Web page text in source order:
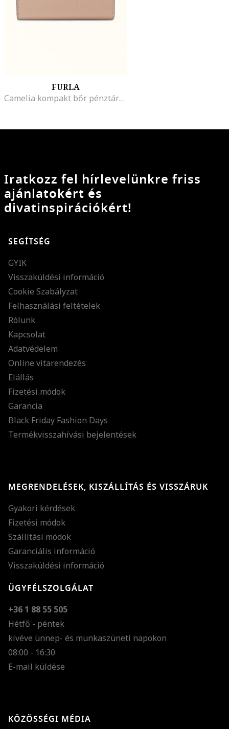
FURLA
Camelia kompakt bőr pénztárca, Homokbarna
Iratkozz fel hírlevelünkre friss
ajánlatokért és
divatinspirációkért!
SEGÍTSÉG
GYIK
Visszaküldési információ
Cookie Szabályzat
Felhasználási feltételek
Rólunk
Kapcsolat
Adatvédelem
Online vitarendezés
Elállás
Fizetési módok
Garancia
Black Friday Fashion Days
Termékvisszahívási bejelentések
MEGRENDELÉSEK, KISZÁLLÍTÁS ÉS VISSZÁRUK
Gyakori kérdések
Fizetési módok
Szállítási módok
Garanciális információ
Visszaküldési információ
ÜGYFÉLSZOLGÁLAT
+36 1 88 55 505
Hétfő - péntek
kivéve ünnep- és munkaszüneti napokon
08:00 - 16:30
E-mail küldése
KÖZÖSSÉGI MÉDIA